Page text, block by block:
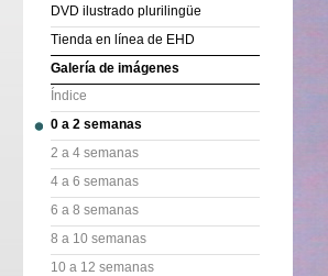
DVD ilustrado plurilingüe
Tienda en línea de EHD
Galería de imágenes
Índice
0 a 2 semanas
2 a 4 semanas
4 a 6 semanas
6 a 8 semanas
8 a 10 semanas
10 a 12 semanas